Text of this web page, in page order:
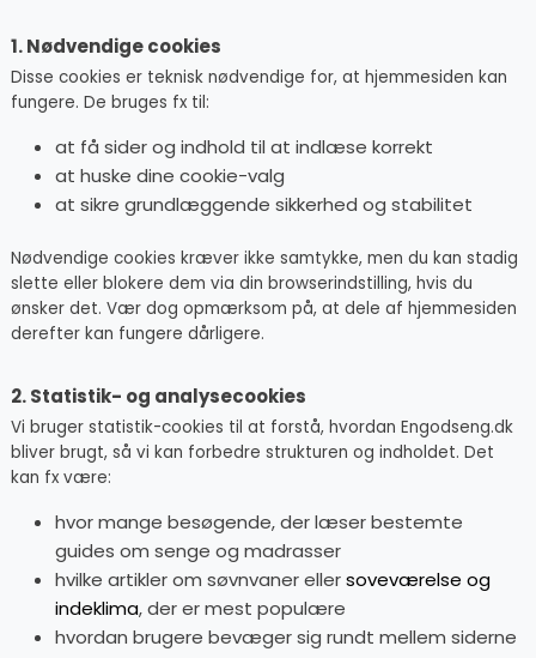
1. Nødvendige cookies
Disse cookies er teknisk nødvendige for, at hjemmesiden kan
fungere. De bruges fx til:
at få sider og indhold til at indlæse korrekt
at huske dine cookie-valg
at sikre grundlæggende sikkerhed og stabilitet
Nødvendige cookies kræver ikke samtykke, men du kan stadig
slette eller blokere dem via din browserindstilling, hvis du
ønsker det. Vær dog opmærksom på, at dele af hjemmesiden
derefter kan fungere dårligere.
2. Statistik- og analysecookies
Vi bruger statistik-cookies til at forstå, hvordan Engodseng.dk
bliver brugt, så vi kan forbedre strukturen og indholdet. Det
kan fx være:
hvor mange besøgende, der læser bestemte
guides om senge og madrasser
hvilke artikler om søvnvaner ellersoveværelse og
indeklima, der er mest populære
hvordan brugere bevæger sig rundt mellem siderne